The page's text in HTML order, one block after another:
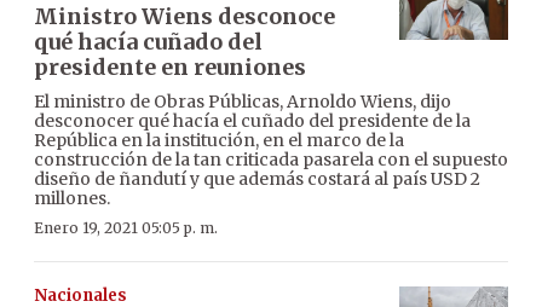
Ministro Wiens desconoce
qué hacía cuñado del
presidente en reuniones
El ministro de Obras Públicas, Arnoldo Wiens, dijo
desconocer qué hacía el cuñado del presidente de la
República en la institución, en el marco de la
construcción de la tan criticada pasarela con el supuesto
diseño de ñandutí y que además costará al país USD 2
millones.
Enero 19, 2021 05:05 p. m.
Nacionales